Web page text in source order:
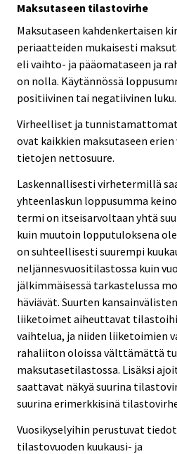
Maksutaseen tilastovirhe
Maksutaseen kahdenkertaisen
periaatteiden mukaisesti
eli vaihto- ja pääomataseen ja
on nolla. Käytännössä
positiivinen tai negatiivinen luku.
Virheelliset ja
ovat kaikkien maksutaseen
tietojen nettosuure.
Laskennallisesti virhetermillä
yhteenlaskun loppusumma
termi on itseisarvoltaan yhtä
kuin muutoin lopputuloksena
on suhteellisesti suurempi
neljännesvuositilastossa kuin
jälkimmäisessä tarkastelussa
häviävät. Suurten
liiketoimet aiheuttavat
vaihtelua, ja niiden liiketoimien
rahaliiton oloissa välttämättä
maksutasetilastossa. Lisäksi
saattavat näkyä suurina
suurina erimerkkisinä
Vuosikyselyihin perustuvat
tilastovuoden kuukausi- ja